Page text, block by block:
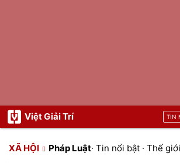
Việt Giải Trí TIN
XÃ HỘI Pháp Luật· Tin nổi bật · Thế giới